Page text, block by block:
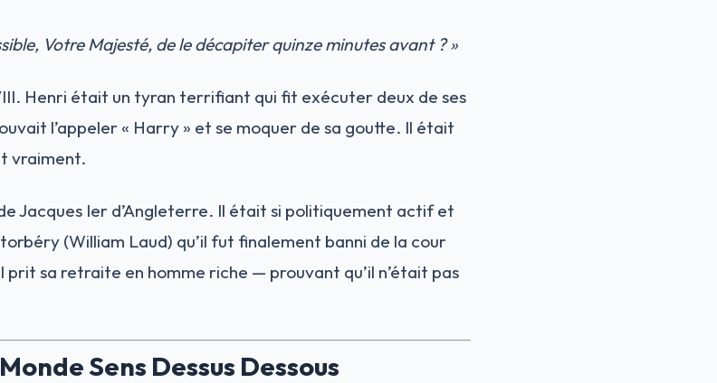
Votre Majesté, de le décapiter quinze minutesavant? »
Henri était un tyran terrifiant qui fit exécuter deux de ses
l’appeler « Harry » et se moquer de sa goutte. Il était
vraiment.
Jacques Ier d’Angleterre. Il était si politiquement actif et
(William Laud) qu’il fut finalement banni de la cour
prit sa retraite en homme riche — prouvant qu’il n’était pas
Sens Dessus Dessous